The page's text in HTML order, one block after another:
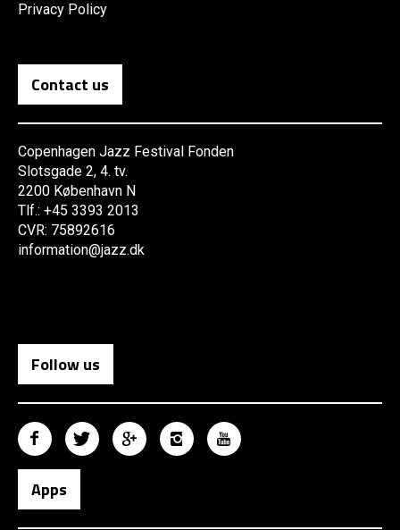
Privacy Policy
Contact us
Copenhagen Jazz Festival Fonden
Slotsgade 2, 4. tv.
2200 København N
Tlf.: +45 3393 2013
CVR: 75892616
information@jazz.dk
Follow us
Apps